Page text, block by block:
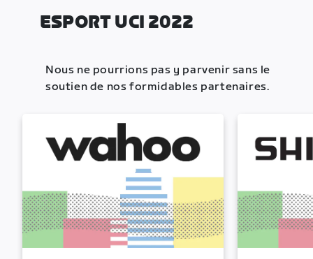
ESPORT UCI 2022
Nous ne pourrions pas y parvenir sans le
soutien de nos formidables partenaires.